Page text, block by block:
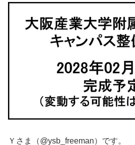
Ｙさま（@ysb_freeman）です。